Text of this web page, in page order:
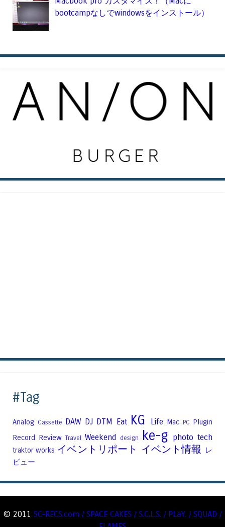
bootcampなしでwindowsをインストール）
#Tag
Analog Cassette DAW DJ DTM Eat KG Life Mac PC Plugin
Record Review Travel Weekend design ke-g photo tech
traktor works イベントリポート イベント情報
レ
ビュー
© 2011 SC-RECS.com / SPACE CAKES / S.C.L.S. / PLaY. / SQUAD /